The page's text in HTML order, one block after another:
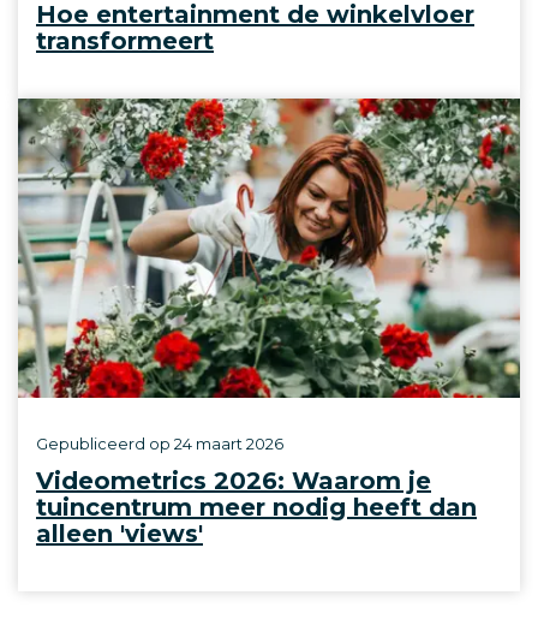
Hoe entertainment de winkelvloer
transformeert
Videometrics 2026: Waarom je
tuincentrum meer nodig heeft dan
alleen 'views'
Gepubliceerd op 24 maart 2026